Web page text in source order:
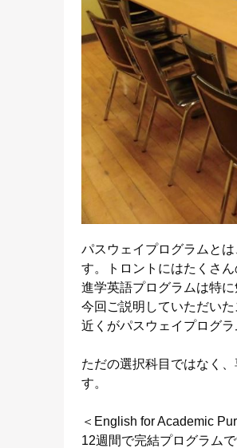
パスウェイプログラムと
す。トロントにはたくさ
進学英語プログラムは特
今回ご説明していただい
近くがパスウェイプログ
ただの選択科目ではなく
す。
＜English for Academic
12週間で完結プログラムで